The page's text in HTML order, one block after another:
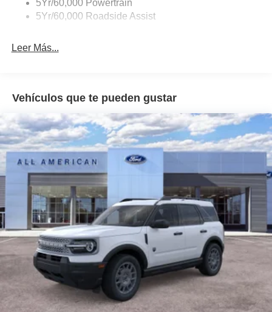
5Yr/60,000 Powertrain
5Yr/60,000 Roadside Assist
Leer Más...
Vehículos que te pueden gustar